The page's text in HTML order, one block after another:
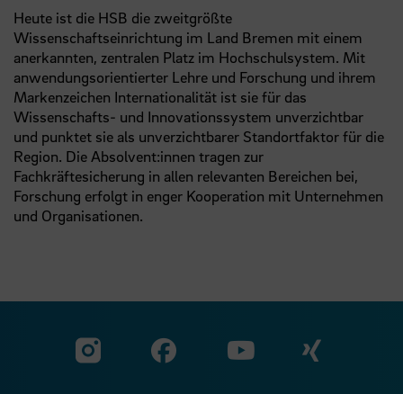
Heute ist die HSB die zweitgrößte
Wissenschaftseinrichtung im Land Bremen mit einem
anerkannten, zentralen Platz im Hochschulsystem. Mit
anwendungsorientierter Lehre und Forschung und ihrem
Markenzeichen Internationalität ist sie für das
Wissenschafts- und Innovationssystem unverzichtbar
und punktet sie als unverzichtbarer Standortfaktor für die
Region. Die Absolvent:innen tragen zur
Fachkräftesicherung in allen relevanten Bereichen bei,
Forschung erfolgt in enger Kooperation mit Unternehmen
und Organisationen.
Zu unserer Facebook
Zu